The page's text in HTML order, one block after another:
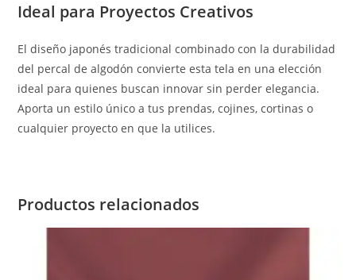
Ideal para Proyectos Creativos
El diseño japonés tradicional combinado con la durabilidad
del percal de algodón convierte esta tela en una elección
ideal para quienes buscan innovar sin perder elegancia.
Aporta un estilo único a tus prendas, cojines, cortinas o
cualquier proyecto en que la utilices.
Productos relacionados